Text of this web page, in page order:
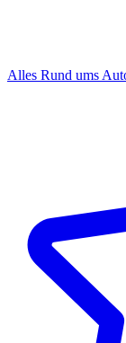
Alles Rund ums